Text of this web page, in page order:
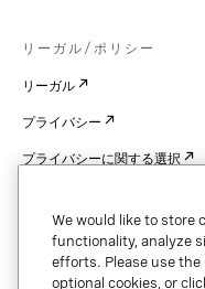
リーガル/ポリシー
リーガル
プライバシー
プライバシーに関する選択
著作権
We would like to store
functionality, analyze
efforts. Please use the
optional cookies, or